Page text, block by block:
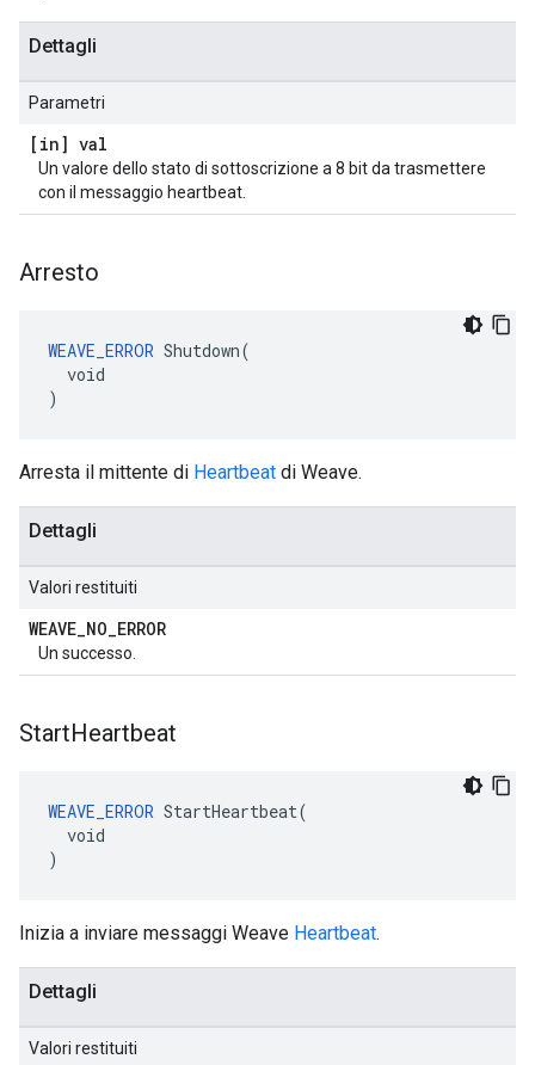
Dettagli
Parametri
[in] val
Un valore dello stato di sottoscrizione a 8 bit da trasmettere
con il messaggio heartbeat.
Arresto
WEAVE_ERROR Shutdown(
  void
)
Arresta il mittente di Heartbeat di Weave.
Dettagli
Valori restituiti
WEAVE_NO_ERROR
Un successo.
StartHeartbeat
WEAVE_ERROR StartHeartbeat(
  void
)
Inizia a inviare messaggi Weave Heartbeat.
Dettagli
Valori restituiti